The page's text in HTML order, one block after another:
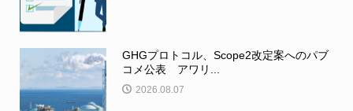
GHGプロトコル、Scope2改定案へのパブ
コメ公表 アワリ...
2026.08.07